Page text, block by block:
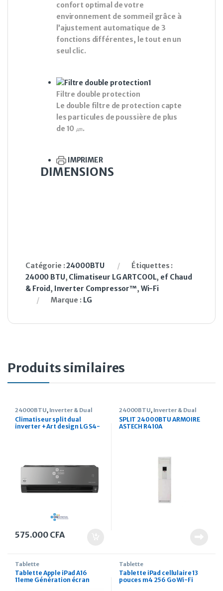
confort optimal de votre
environnement de sommeil grâce à
l’ajustement automatique de 3
fonctions différentes, le tout en un
seul clic.
Filtre double protection
Le double filtre de protection capte
les particules de poussière de plus
de 10 ㎛.
IMPRIMER
DIMENSIONS
Catégorie :24000BTU
Étiquettes :
24000 BTU, Climatiseur LG ARTCOOL, ef Chaud
& Froid , Inverter Compressor™, Wi-Fi
Marque : LG
Produits similaires
24000BTU, Inverter & Dual
Inverter
Climatiseur split dual
inverter + Art design LG S4-
575.000 CFA
24000BTU, Inverter & Dual
Inverter
SPLIT 24000BTU ARMOIRE
ASTECH R410A
Tablette
Tablette Apple iPad A16
11eme Génération écran
Tablette
Tablette iPad cellulaire 13
pouces m4 256 Go Wi-Fi